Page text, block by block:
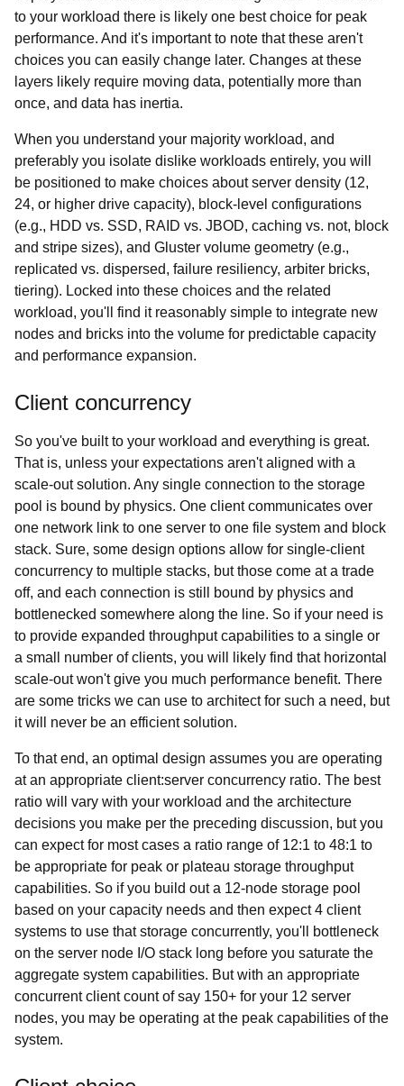
to your workload there is likely one best choice for peak
performance. And it's important to note that these aren't
choices you can easily change later. Changes at these
layers likely require moving data, potentially more than
once, and data has inertia.
When you understand your majority workload, and
preferably you isolate dislike workloads entirely, you will
be positioned to make choices about server density (12,
24, or higher drive capacity), block-level configurations
(e.g., HDD vs. SSD, RAID vs. JBOD, caching vs. not, block
and stripe sizes), and Gluster volume geometry (e.g.,
replicated vs. dispersed, failure resiliency, arbiter bricks,
tiering). Locked into these choices and the related
workload, you'll find it reasonably simple to integrate new
nodes and bricks into the volume for predictable capacity
and performance expansion.
Client concurrency
So you've built to your workload and everything is great.
That is, unless your expectations aren't aligned with a
scale-out solution. Any single connection to the storage
pool is bound by physics. One client communicates over
one network link to one server to one file system and block
stack. Sure, some design options allow for single-client
concurrency to multiple stacks, but those come at a trade
off, and each connection is still bound by physics and
bottlenecked somewhere along the line. So if your need is
to provide expanded throughput capabilities to a single or
a small number of clients, you will likely find that horizontal
scale-out won't give you much performance benefit. There
are some tricks we can use to architect for such a need, but
it will never be an efficient solution.
To that end, an optimal design assumes you are operating
at an appropriate client:server concurrency ratio. The best
ratio will vary with your workload and the architecture
decisions you make per the preceding discussion, but you
can expect for most cases a ratio range of 12:1 to 48:1 to
be appropriate for peak or plateau storage throughput
capabilities. So if you build out a 12-node storage pool
based on your capacity needs and then expect 4 client
systems to use that storage concurrently, you'll bottleneck
on the server node I/O stack long before you saturate the
aggregate system capabilities. But with an appropriate
concurrent client count of say 150+ for your 12 server
nodes, you may be operating at the peak capabilities of the
system.